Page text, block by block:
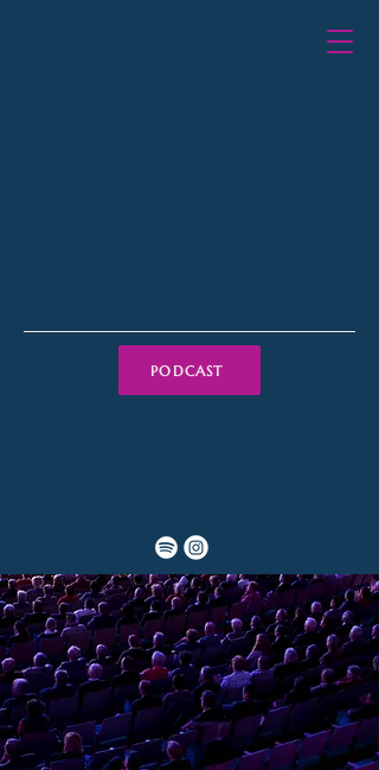
PODCAST